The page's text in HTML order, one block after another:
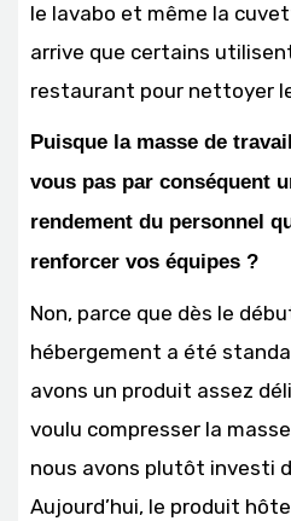
le lavabo et même la
arrive que certains
restaurant pour nettoyer
Puisque la masse de
vous pas par conséquent
rendement du personnel
renforcer vos équipes ?
Non, parce que dès le
hébergement a été
avons un produit assez
voulu compresser la
nous avons plutôt investi
Aujourd’hui, le produit